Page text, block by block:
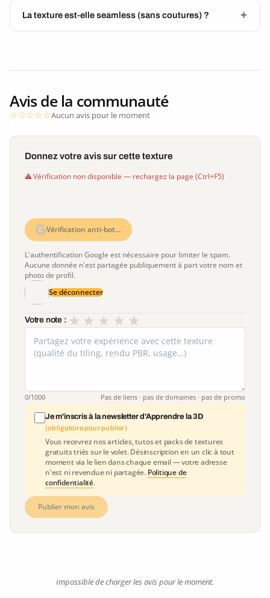
La texture est-elle seamless (sans coutures) ?
Avis de la communauté
Aucun avis pour le moment
Donnez votre avis sur cette texture
Vérification non disponible — rechargez la page (Ctrl+F5)
Vérification anti-bot…
L'authentification Google est nécessaire pour limiter le spam.
Aucune donnée n'est partagée publiquement à part votre nom et
photo de profil.
Se déconnecter
Votre note : ★
★
★
★
★
0/1000 Pas de liens · pas de domaines · pas de promo
Je m'inscris à la newsletter d'Apprendre la 3D
(obligatoire pour publier)
Vous recevrez nos articles, tutos et packs de textures
gratuits triés sur le volet. Désinscription en un clic à tout
moment via le lien dans chaque email — votre adresse
n'est ni revendue ni partagée. Politique de
confidentialité.
Publier mon avis
Impossible de charger les avis pour le moment.